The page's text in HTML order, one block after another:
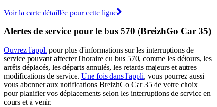
Voir la carte détaillée pour cette ligne
Alertes de service pour le bus 570 (BreizhGo Car 35)
Ouvrez l'appli pour plus d'informations sur les interruptions de
service pouvant affecter l'horaire du bus 570, comme les détours, les
arrêts déplacés, les départs annulés, les retards majeurs et autres
modifications de service. Une fois dans l'appli, vous pourrez aussi
vous abonner aux notifications BreizhGo Car 35 de votre choix
pour planifier vos déplacements selon les interruptions de service en
cours et à venir.